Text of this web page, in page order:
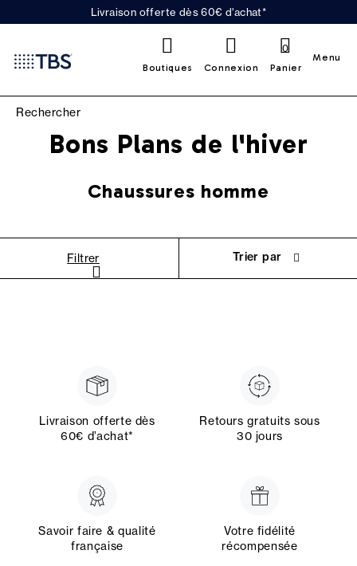
Livraison offerte dès 60€ d'achat*
Boutiques Connexion Panier
0
Menu
Bons Plans de l'hiver
Chaussures homme
Filtrer Trier par
Livraison offerte dès
60€ d’achat*
Retours gratuits sous
30 jours
Savoir faire & qualité
française
Votre fidélité
récompensée